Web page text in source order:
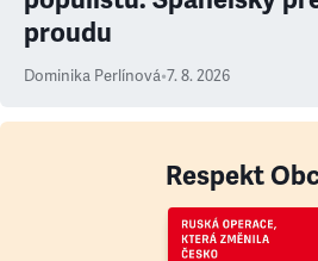
proudu
Dominika Perlínová•7. 8. 2026
Respekt